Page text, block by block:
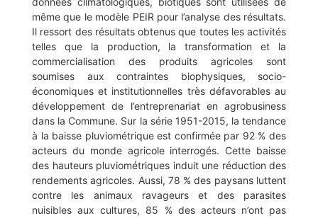
même que le modèle PEIR pour l’analyse des résultats.
Il ressort des résultats obtenus que toutes les activités
telles que la production, la transformation et la
commercialisation des produits agricoles sont
soumises aux contraintes biophysiques, socio-
économiques et institutionnelles très défavorables au
développement de l’entreprenariat en agrobusiness
dans la Commune. Sur la série 1951-2015, la tendance
à la baisse pluviométrique est confirmée par 92 % des
acteurs du monde agricole interrogés. Cette baisse
des hauteurs pluviométriques induit une réduction des
rendements agricoles. Aussi, 78 % des paysans luttent
contre les animaux ravageurs et des parasites
nuisibles aux cultures, 85 % des acteurs n’ont pas